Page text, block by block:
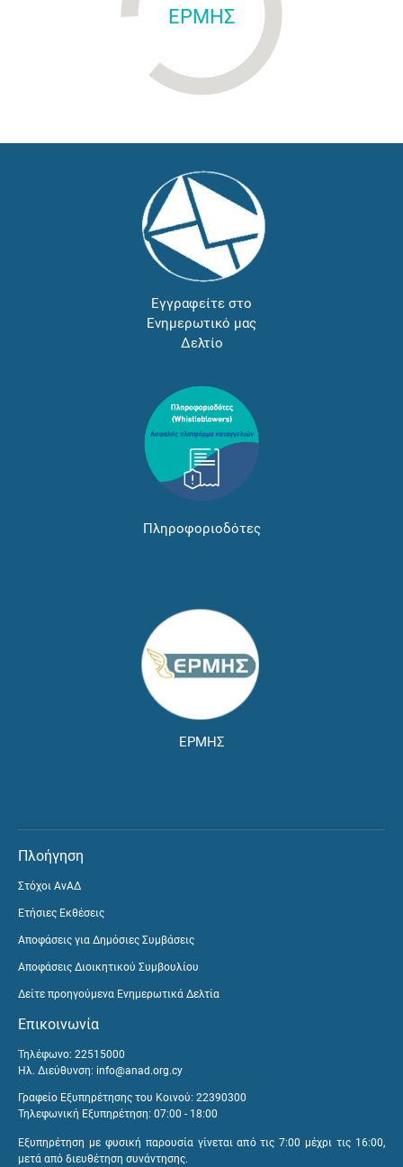
ΕΡΜΗΣ
Εγγραφείτε στο
Ενημερωτικό μας
Δελτίο
Πληροφοριοδότες
ΕΡΜΗΣ
Πλοήγηση
Στόχοι ΑνΑΔ
Ετήσιες Εκθέσεις
Αποφάσεις για Δημόσιες Συμβάσεις
Αποφάσεις Διοικητικού Συμβουλίου
Δείτε προηγούμενα Ενημερωτικά Δελτία
Επικοινωνία
Τηλέφωνο: 22515000
Ηλ. Διεύθυνση: info@anad.org.cy
Γραφείο Εξυπηρέτησης του Κοινού: 22390300
Τηλεφωνική Εξυπηρέτηση: 07:00 - 18:00
Εξυπηρέτηση με φυσική παρουσία γίνεται από τις 7:00 μέχρι τις 16:00,
μετά από διευθέτηση συνάντησης.